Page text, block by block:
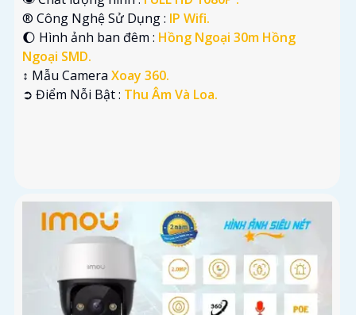
®️ Công Nghệ Sử Dụng : IP Wifi.
🌔 Hình ảnh ban đêm : Hồng Ngoại 30m Hồng
Ngoại SMD.
↕️ Mẫu Camera Xoay 360.
️➲ Điểm Nỗi Bật : Thu Âm Và Loa.